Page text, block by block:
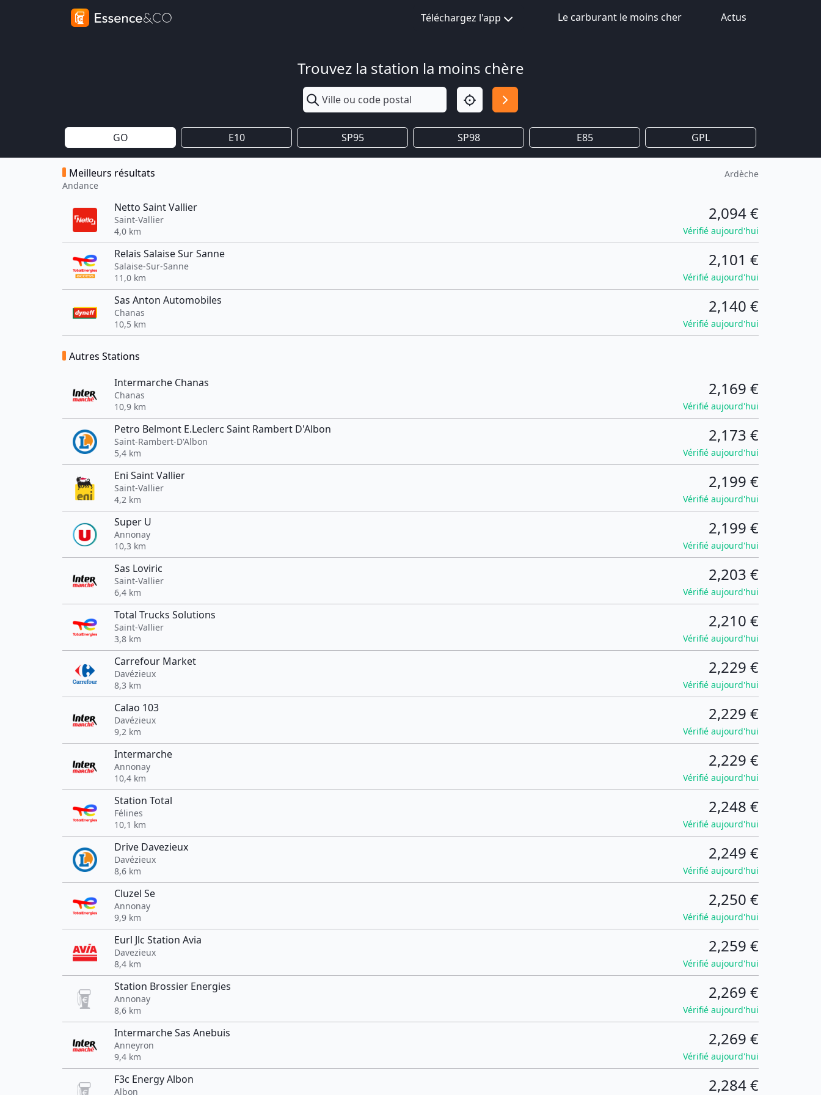
Téléchargez l'app Le carburant le moins cher Actus
Trouvez la station la moins chère
GO E10 SP95 SP98 E85 GPL
Meilleurs résultats
Andance
Ardèche
Netto Saint Vallier
Saint-Vallier
4,0 km
2,094 €
Vérifié aujourd'hui
Relais Salaise Sur Sanne
Salaise-Sur-Sanne
11,0 km
2,101 €
Vérifié aujourd'hui
Sas Anton Automobiles
Chanas
10,5 km
2,140 €
Vérifié aujourd'hui
Autres Stations
Intermarche Chanas
Chanas
10,9 km
2,169 €
Vérifié aujourd'hui
Petro Belmont E.Leclerc Saint Rambert D'Albon
Saint-Rambert-D'Albon
5,4 km
2,173 €
Vérifié aujourd'hui
Eni Saint Vallier
Saint-Vallier
4,2 km
2,199 €
Vérifié aujourd'hui
Super U
Annonay
10,3 km
2,199 €
Vérifié aujourd'hui
Sas Loviric
Saint-Vallier
6,4 km
2,203 €
Vérifié aujourd'hui
Total Trucks Solutions
Saint-Vallier
3,8 km
2,210 €
Vérifié aujourd'hui
Carrefour Market
Davézieux
8,3 km
2,229 €
Vérifié aujourd'hui
Calao 103
Davézieux
9,2 km
2,229 €
Vérifié aujourd'hui
Intermarche
Annonay
10,4 km
2,229 €
Vérifié aujourd'hui
Station Total
Félines
10,1 km
2,248 €
Vérifié aujourd'hui
Drive Davezieux
Davézieux
8,6 km
2,249 €
Vérifié aujourd'hui
Cluzel Se
Annonay
9,9 km
2,250 €
Vérifié aujourd'hui
Eurl Jlc Station Avia
Davezieux
8,4 km
2,259 €
Vérifié aujourd'hui
Station Brossier Energies
Annonay
8,6 km
2,269 €
Vérifié aujourd'hui
Intermarche Sas Anebuis
Anneyron
9,4 km
2,269 €
Vérifié aujourd'hui
F3c Energy Albon
Albon 2,284 €